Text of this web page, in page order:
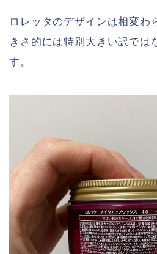
ロレッタのデザインは相変わ
きさ的には特別大きい訳では
す。